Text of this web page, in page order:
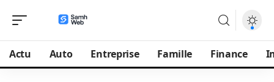
Actu Auto Entreprise Famille Finance